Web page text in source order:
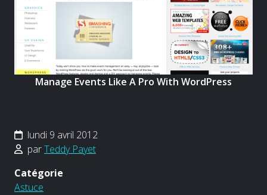
Manage Events Like A Pro With WordPress
lundi 9 avril 2012
parTeddy Payet
Catégorie
Astuce